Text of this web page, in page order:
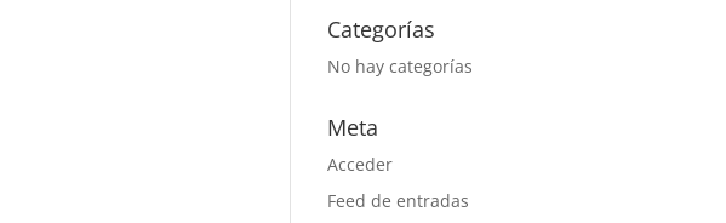
Categorías
No hay categorías
Meta
Acceder
Feed de entradas